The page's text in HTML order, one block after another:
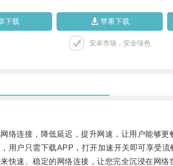
下载 苹果下载
安卓市场，安全绿色
连接，降低延迟，提升网速，让用户能够更
户只需下载APP，打开加速开关即可享受流
速、稳定的网络连接，让您完全沉浸在网络